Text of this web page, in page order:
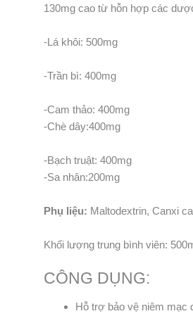
130mg cao từ hỗn hợp các
-Lá khôi: 500mg
-Trần bì: 400mg
-Cam thảo: 400mg
-Chè dây:400mg
-Bạch truật: 400mg
-Sa nhân:200mg
Phụ liệu: Maltodextrin, Canxi
Khối lượng trung bình viên:
CÔNG DỤNG:
Hỗ trợ bảo vệ niêm mạc